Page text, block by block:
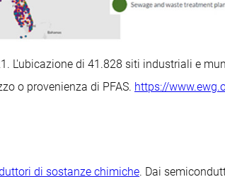
L'ubicazione di 41.828 siti industriali e
o provenienza di PFAS. https://
di sostanze chimiche. Dai